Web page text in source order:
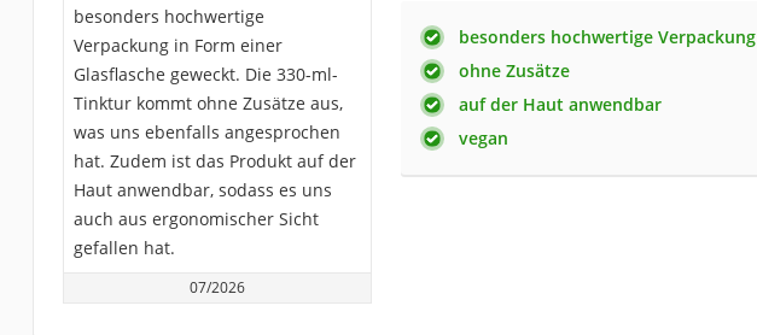
besonders hochwertige
Verpackung in Form einer
Glasflasche geweckt. Die 330-ml-
Tinktur kommt ohne Zusätze aus,
was uns ebenfalls angesprochen
hat. Zudem ist das Produkt auf der
Haut anwendbar, sodass es uns
auch aus ergonomischer Sicht
gefallen hat.
07/2026
besonders hochwertige Verpackung
ohne Zusätze
auf der Haut anwendbar
vegan